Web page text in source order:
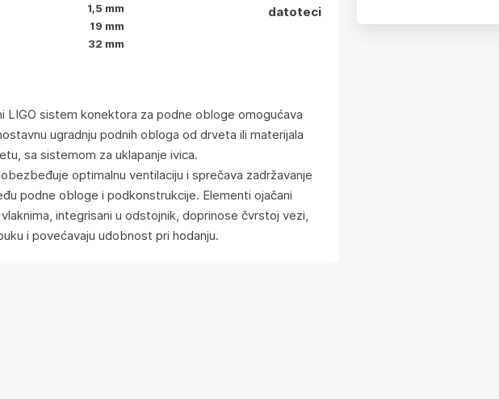
1,5 mm
19 mm
32 mm
datoteci
LIGO sistem konektora za podne obloge omogućava
ugradnju podnih obloga od drveta ili materijala
sa sistemom za uklapanje ivica.
optimalnu ventilaciju i sprečava zadržavanje
podne obloge i podkonstrukcije. Elementi ojačani
integrisani u odstojnik, doprinose čvrstoj vezi,
i povećavaju udobnost pri hodanju.